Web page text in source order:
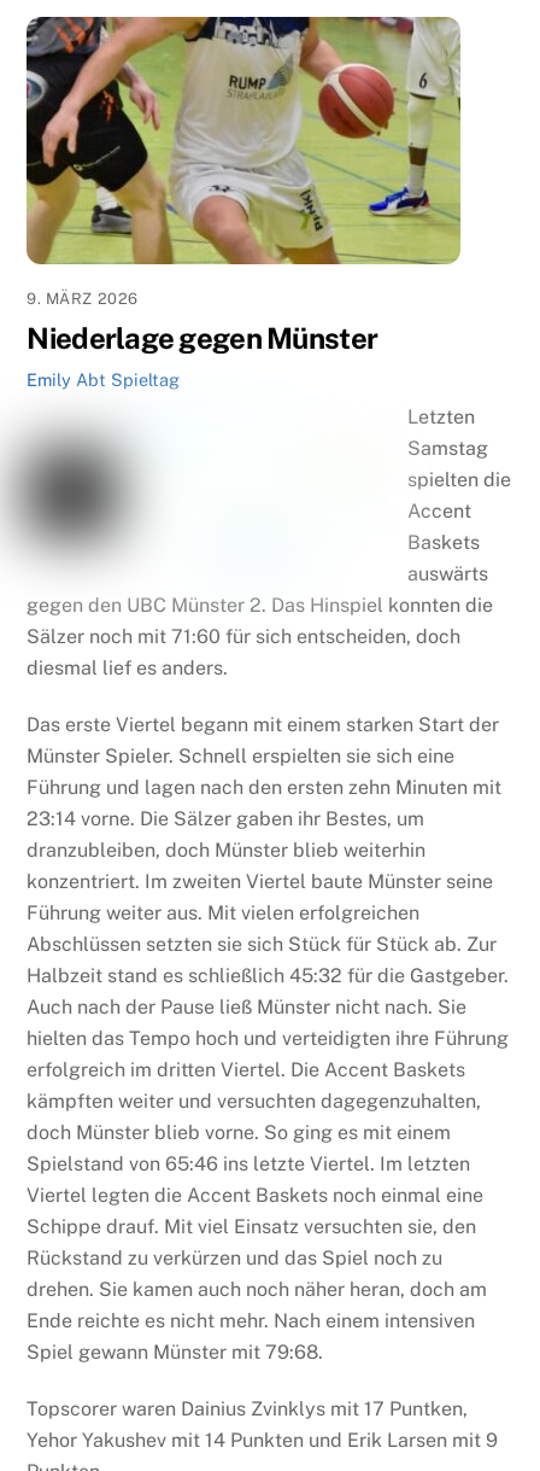
9. MÄRZ 2026
Niederlage gegen Münster
Emily Abt Spieltag
Letzten
Samstag
spielten die
Accent
Baskets
auswärts
gegen den UBC Münster 2. Das Hinspiel konnten die
Sälzer noch mit 71:60 für sich entscheiden, doch
diesmal lief es anders.
Das erste Viertel begann mit einem starken Start der
Münster Spieler. Schnell erspielten sie sich eine
Führung und lagen nach den ersten zehn Minuten mit
23:14 vorne. Die Sälzer gaben ihr Bestes, um
dranzubleiben, doch Münster blieb weiterhin
konzentriert. Im zweiten Viertel baute Münster seine
Führung weiter aus. Mit vielen erfolgreichen
Abschlüssen setzten sie sich Stück für Stück ab. Zur
Halbzeit stand es schließlich 45:32 für die Gastgeber.
Auch nach der Pause ließ Münster nicht nach. Sie
hielten das Tempo hoch und verteidigten ihre Führung
erfolgreich im dritten Viertel. Die Accent Baskets
kämpften weiter und versuchten dagegenzuhalten,
doch Münster blieb vorne. So ging es mit einem
Spielstand von 65:46 ins letzte Viertel. Im letzten
Viertel legten die Accent Baskets noch einmal eine
Schippe drauf. Mit viel Einsatz versuchten sie, den
Rückstand zu verkürzen und das Spiel noch zu
drehen. Sie kamen auch noch näher heran, doch am
Ende reichte es nicht mehr. Nach einem intensiven
Spiel gewann Münster mit 79:68.
Topscorer waren Dainius Zvinklys mit 17 Puntken,
Yehor Yakushev mit 14 Punkten und Erik Larsen mit 9